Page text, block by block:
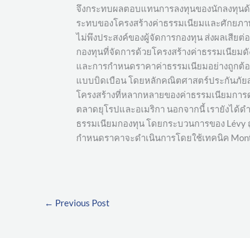
จึงกระทบผลตอบแทนการลงทุนของนักลงทุน
ระทบของโครงสร้างค่าธรรมเนียมและศักยภ
ไม่พึงประสงค์ของผู้จัดการกองทุน ส่งผลเสีย
กองทุนที่จัดการด้วยโครงสร้างค่าธรรมเนียม
และการกำหนดราคาค่าธรรมเนียมอย่างถูก
แบบบิดเบือน โดยหลักคณิตศาสตร์ประกันภั
โครงสร้างที่หลากหลายของค่าธรรมเนียมกา
ตลาดยุโรปและอเมริกา นอกจากนี้ เรายังได้
ธรรมเนียมกองทุน โดยกระบวนการของ
กำหนดราคาจะดำเนินการโดยใช้เทคนิค
← Previous Post